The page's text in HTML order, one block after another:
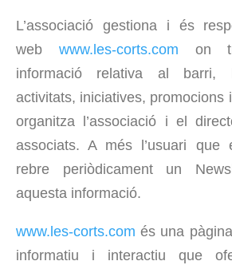
L’associació gestiona i és
web www.les-corts.com on
informació relativa al barri,
activitats, iniciatives, promocions
organitza l’associació i el
associats. A més l’usuari que
rebre periòdicament un
aquesta informació.
www.les-corts.com és una
informatiu i interactiu que